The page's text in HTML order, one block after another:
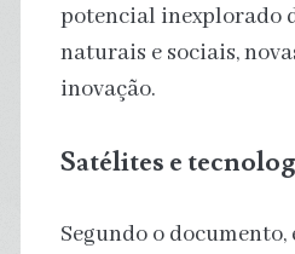
potencial inexplorado
naturais e sociais,
inovação.
Satélites e
Segundo o documento,